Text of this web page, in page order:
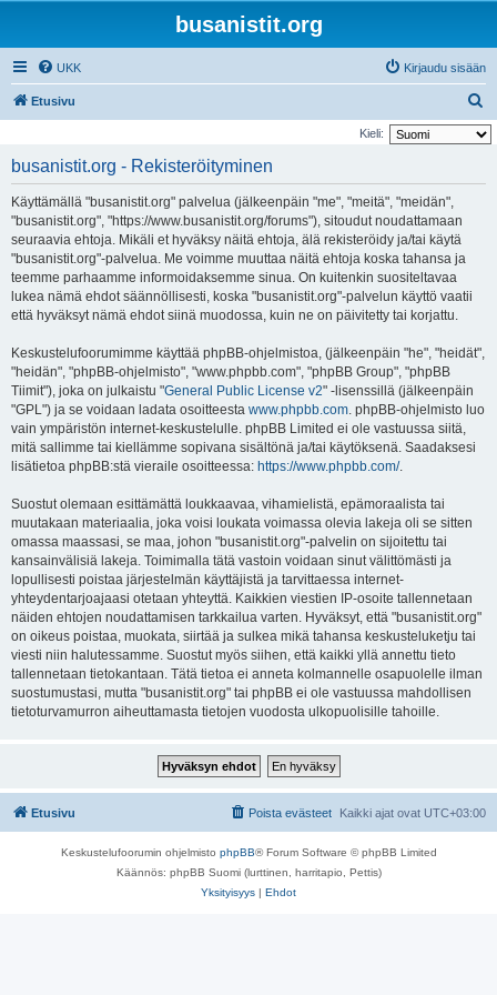
busanistit.org
UKK Kirjaudu sisään
Etusivu
t
Kieli:
busanistit.org - Rekisteröityminen
Käyttämällä "busanistit.org" palvelua (jälkeenpäin "me", "meitä", "meidän",
"busanistit.org", "https://www.busanistit.org/forums"), sitoudut noudattamaan
seuraavia ehtoja. Mikäli et hyväksy näitä ehtoja, älä rekisteröidy ja/tai käytä
"busanistit.org"-palvelua. Me voimme muuttaa näitä ehtoja koska tahansa ja
teemme parhaamme informoidaksemme sinua. On kuitenkin suositeltavaa
lukea nämä ehdot säännöllisesti, koska "busanistit.org"-palvelun käyttö vaatii
että hyväksyt nämä ehdot siinä muodossa, kuin ne on päivitetty tai korjattu.
Keskustelufoorumimme käyttää phpBB-ohjelmistoa, (jälkeenpäin "he", "heidät",
"heidän", "phpBB-ohjelmisto", "www.phpbb.com", "phpBB Group", "phpBB
Tiimit"), joka on julkaistu "General Public License v2" -lisenssillä (jälkeenpäin
"GPL") ja se voidaan ladata osoitteesta www.phpbb.com. phpBB-ohjelmisto luo
vain ympäristön internet-keskustelulle. phpBB Limited ei ole vastuussa siitä,
mitä sallimme tai kiellämme sopivana sisältönä ja/tai käytöksenä. Saadaksesi
lisätietoa phpBB:stä vieraile osoitteessa: https://www.phpbb.com/.
Suostut olemaan esittämättä loukkaavaa, vihamielistä, epämoraalista tai
muutakaan materiaalia, joka voisi loukata voimassa olevia lakeja oli se sitten
omassa maassasi, se maa, johon "busanistit.org"-palvelin on sijoitettu tai
kansainvälisiä lakeja. Toimimalla tätä vastoin voidaan sinut välittömästi ja
lopullisesti poistaa järjestelmän käyttäjistä ja tarvittaessa internet-
yhteydentarjoajaasi otetaan yhteyttä. Kaikkien viestien IP-osoite tallennetaan
näiden ehtojen noudattamisen tarkkailua varten. Hyväksyt, että "busanistit.org"
on oikeus poistaa, muokata, siirtää ja sulkea mikä tahansa keskusteluketju tai
viesti niin halutessamme. Suostut myös siihen, että kaikki yllä annettu tieto
tallennetaan tietokantaan. Tätä tietoa ei anneta kolmannelle osapuolelle ilman
suostumustasi, mutta "busanistit.org" tai phpBB ei ole vastuussa mahdollisen
tietoturvamurron aiheuttamasta tietojen vuodosta ulkopuolisille tahoille.
Etusivu Kaikki ajat ovat UTC+03:00
Poista evästeet
Keskustelufoorumin ohjelmisto phpBB® Forum Software © phpBB Limited
Käännös: phpBB Suomi (lurttinen, harritapio, Pettis)
Yksityisyys | Ehdot